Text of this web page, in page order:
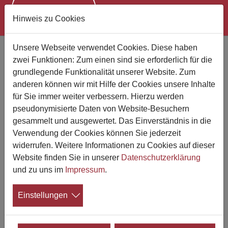
Bestattungsunternehmen finden
Suchen Sie jemand bestimmten?
Wo suchen Sie?
Suchen
Hinweis zu Cookies
Unsere Webseite verwendet Cookies. Diese haben
zwei Funktionen: Zum einen sind sie erforderlich für die
grundlegende Funktionalität unserer Website. Zum
anderen können wir mit Hilfe der Cookies unsere Inhalte
für Sie immer weiter verbessern. Hierzu werden
pseudonymisierte Daten von Website-Besuchern
gesammelt und ausgewertet. Das Einverständnis in die
Verwendung der Cookies können Sie jederzeit
widerrufen. Weitere Informationen zu Cookies auf dieser
Website finden Sie in unserer Datenschutzerklärung
und zu uns im Impressum.
Einstellungen